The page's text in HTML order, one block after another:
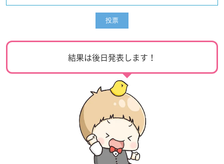
結果は後日発表します！